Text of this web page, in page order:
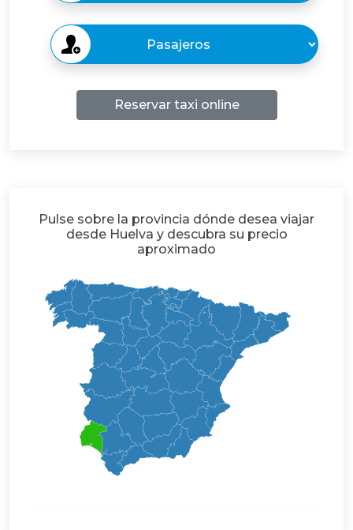
Reservar taxi online
Pulse sobre la provincia dónde desea viajar
desde Huelva y descubra su precio
aproximado